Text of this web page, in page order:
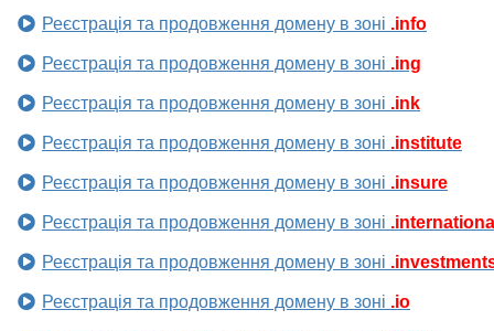
Реєстрація та продовження домену в зоні .info
Реєстрація та продовження домену в зоні .ing
Реєстрація та продовження домену в зоні .ink
Реєстрація та продовження домену в зоні .institute
Реєстрація та продовження домену в зоні .insure
Реєстрація та продовження домену в зоні
Реєстрація та продовження домену в зоні
Реєстрація та продовження домену в зоні .io